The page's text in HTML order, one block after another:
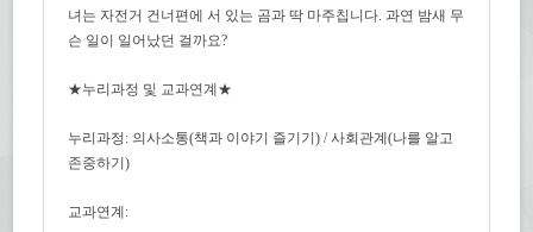
녀는 자전거 건너편에 서 있는 곰과 딱 마주칩니다. 과연 밤새 무
슨 일이 일어났던 걸까요?
★누리과정 및 교과연계★
누리과정: 의사소통(책과 이야기 즐기기) / 사회관계(나를 알고
존중하기)
교과연계: